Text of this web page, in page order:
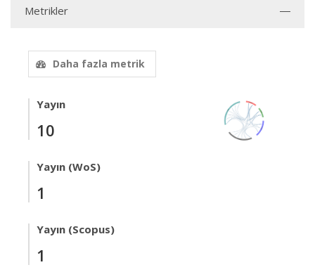
Metrikler
Daha fazla metrik
Yayın
10
Yayın (WoS)
1
Yayın (Scopus)
1